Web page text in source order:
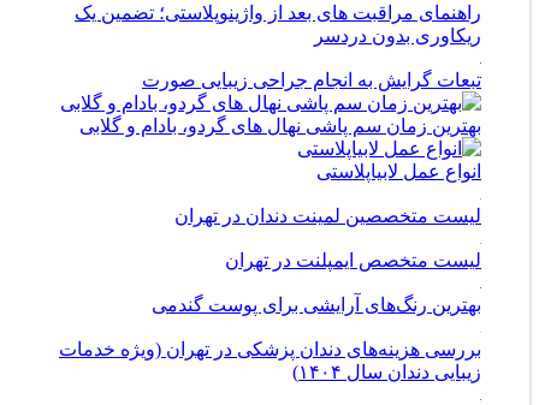
راهنمای مراقبت های بعد از واژینوپلاستی؛ تضمین یک
ریکاوری بدون دردسر
تبعات گرایش به انجام جراحی زیبایی صورت
بهترین زمان سم پاشی نهال های گردو، بادام و گلابی
انواع عمل لابیاپلاستی
لیست متخصصین لمینت دندان در تهران
لیست متخصص ایمپلنت در تهران
بهترین رنگ‌های آرایشی برای پوست گندمی
بررسی هزینه‌های دندان پزشکی در تهران (ویژه خدمات
زیبایی دندان سال ۱۴۰۴)